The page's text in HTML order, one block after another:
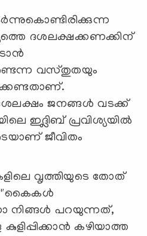
ദശലക്ഷക്കണക്കിന്
വസ്തുതയും
ജനങ്ങൾ വടക്ക്
ഇദ്ലിബ് പ്രവിശ്യയിൽ
ജീവിതം
വൃത്തിയുടെ തോത്
"കൈകൾ
പറയുന്നത്,
കുളിപ്പിക്കാൻ കഴിയാത്ത